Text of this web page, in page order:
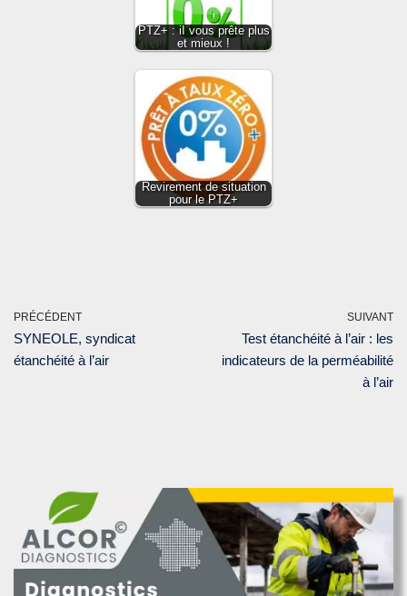
PTZ+ : iI vous prête plus
et mieux !
Revirement de situation
pour le PTZ+
PRÉCÉDENT
SYNEOLE, syndicat
étanchéité à l’air
SUIVANT
Test étanchéité à l’air : les
indicateurs de la perméabilité
à l’air